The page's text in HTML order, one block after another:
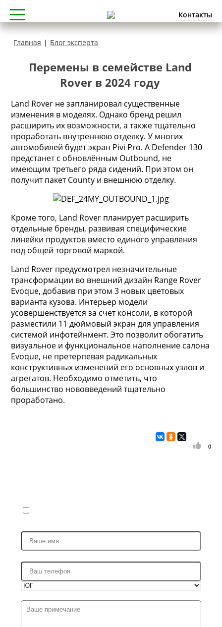
Контакты
Главная | Блог эксперта
Перемены в семействе Land
Rover в 2024 году
Land Rover не запланировал существенные
изменения в моделях. Однако бренд решил
расширить их возможности, а также тщательно
проработать внутреннюю отделку. У многих
автомобилей будет экран Pivi Pro. А Defender 130
предстанет с обновлённым Outbound, не
имеющим третьего ряда сидений. При этом он
получит пакет County и внешнюю отделку.
Кроме того, Land Rover планирует расширить
отдельные бренды, развивая специфические
линейки продуктов вместо единого управления
под общей торговой маркой.
Land Rover предусмотрел незначительные
трансформации во внешний дизайн Range Rover
Evoque, добавив при этом 3 новых цветовых
варианта кузова. Интерьер модели
усовершенствуется за счет консоли, в которой
разместили 11 дюймовый экран для управления
системой инфотейнмент. Это позволит обогатить
визуальное и функциональное наполнение салона
Evoque, не претерпевая радикальных
конструктивных изменений его основных узлов и
агрегатов. Необходимо отметить, что
большинство нововведений тщательно
проработано.
0